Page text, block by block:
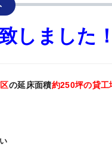
しました
の延床面積約250坪の貸工